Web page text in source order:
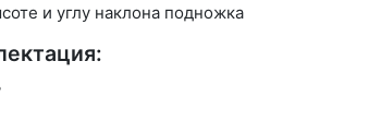
и углу наклона подножка